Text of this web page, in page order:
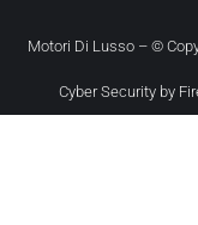
Motori Di Lusso – ©
Cyber Security by